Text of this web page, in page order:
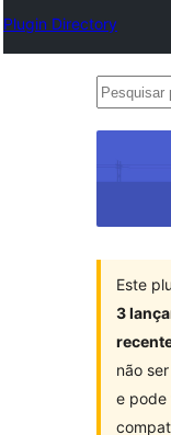
Plugin Directory
Este
3
não
e pode